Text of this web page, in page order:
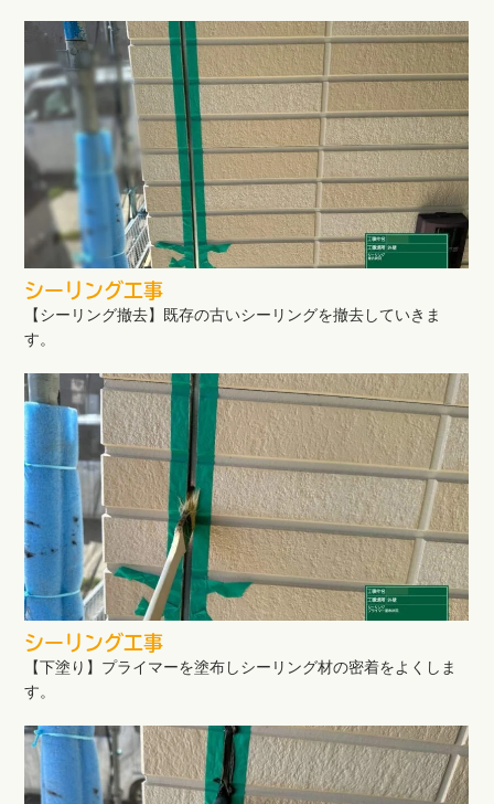
シーリング工事
【シーリング撤去】既存の古いシーリングを撤去していきま
す。
シーリング工事
【下塗り】プライマーを塗布しシーリング材の密着をよくしま
す。